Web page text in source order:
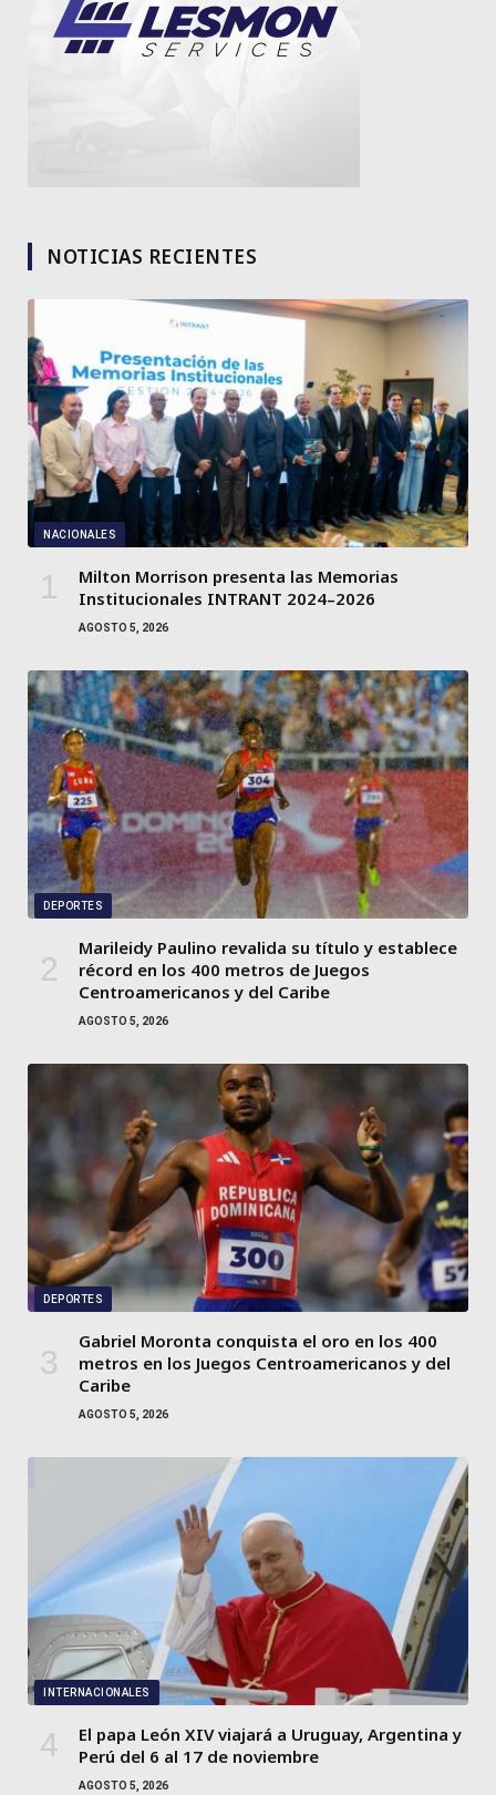
NOTICIAS RECIENTES
NACIONALES
Milton Morrison presenta las Memorias
Institucionales INTRANT 2024–2026
AGOSTO 5, 2026
DEPORTES
Marileidy Paulino revalida su título y establece
récord en los 400 metros de Juegos
Centroamericanos y del Caribe
AGOSTO 5, 2026
DEPORTES
Gabriel Moronta conquista el oro en los 400
metros en los Juegos Centroamericanos y del
Caribe
AGOSTO 5, 2026
INTERNACIONALES
El papa León XIV viajará a Uruguay, Argentina y
Perú del 6 al 17 de noviembre
AGOSTO 5, 2026